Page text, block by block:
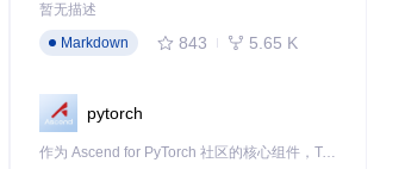
暂无描述
Markdown
843 5.65 K
pytorch
作为 Ascend for PyTorch 社区的核心组件，TorchNPU 是昇腾专为 PyTorch 打造的深度学习适配插件，使 PyTorch 框架能够直接调用昇腾 NPU，为开发者提供昇腾 AI 处理器的超强算力。